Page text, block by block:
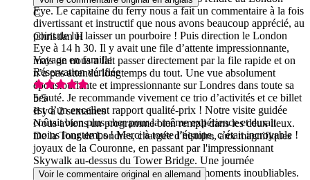
Eye. Le capitaine du ferry nous a fait un commentaire à la fois
divertissant et instructif que nous avons beaucoup apprécié, au
point de lui laisser un pourboire ! Puis direction le London
Eye à 14 h 30. Il y avait une file d’attente impressionnante,
mais on nous a fait passer directement par la file rapide et on
n’a pas attendu longtemps du tout. Une vue absolument
époustouflante et impressionnante sur Londres dans toute sa
beauté. Je recommande vivement ce trio d’activités et ce billet
est d’un excellent rapport qualité-prix ! Notre visite guidée
coûtait bien plus cher pour la même expérience et durait
moins longtemps ! Merci à toute l’équipe, c’était incroyable !
C
Christian H
Voyage en famille
Réservation vérifiée
5/5
Il y a 2 semaines
Nous avions un programme bien rempli dans les deux lieux.
De la Tour de Londres, chargée d'histoire, aux magnifiques
joyaux de la Couronne, en passant par l'impressionnant
Skywalk au-dessus du Tower Bridge. Une journée
formidable, riche en découvertes et en moments inoubliables.
Voir le commentaire original en allemand